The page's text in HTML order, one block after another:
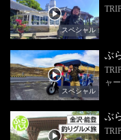
スペシャル
スペシャル
ぶ
ャ
ぶ